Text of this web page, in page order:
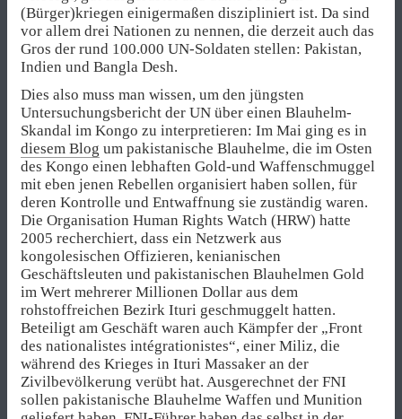
(Bürger)kriegen einigermaßen diszipliniert ist. Da sind
vor allem drei Nationen zu nennen, die derzeit auch das
Gros der rund 100.000 UN-Soldaten stellen: Pakistan,
Indien und Bangla Desh.
Dies also muss man wissen, um den jüngsten
Untersuchungsbericht der UN über einen Blauhelm-
Skandal im Kongo zu interpretieren: Im Mai ging es in
diesem Blog um pakistanische Blauhelme, die im Osten
des Kongo einen lebhaften Gold-und Waffenschmuggel
mit eben jenen Rebellen organisiert haben sollen, für
deren Kontrolle und Entwaffnung sie zuständig waren.
Die Organisation Human Rights Watch (HRW) hatte
2005 recherchiert, dass ein Netzwerk aus
kongolesischen Offizieren, kenianischen
Geschäftsleuten und pakistanischen Blauhelmen Gold
im Wert mehrerer Millionen Dollar aus dem
rohstoffreichen Bezirk Ituri geschmuggelt hatten.
Beteiligt am Geschäft waren auch Kämpfer der „Front
des nationalistes intégrationistes“, einer Miliz, die
während des Krieges in Ituri Massaker an der
Zivilbevölkerung verübt hat. Ausgerechnet der FNI
sollen pakistanische Blauhelme Waffen und Munition